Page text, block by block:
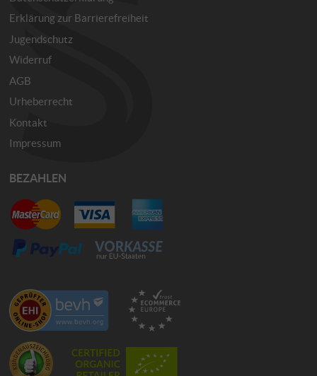
Erklärung zur Barrierefreiheit
Jugendschutz
Widerruf
AGB
Urheberrecht
Kontakt
Impressum
BEZAHLEN